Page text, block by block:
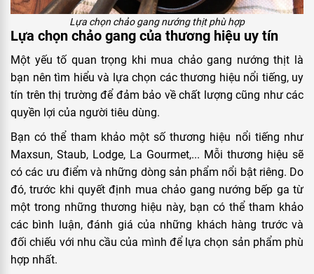
Lựa chọn chảo gang nướng thịt phù hợp
Lựa chọn chảo gang của thương hiệu uy tín
Một yếu tố quan trọng khi mua chảo gang nướng thịt là
bạn nên tìm hiểu và lựa chọn các thương hiệu nổi tiếng, uy
tín trên thị trường để đảm bảo về chất lượng cũng như các
quyền lợi của người tiêu dùng.
Bạn có thể tham khảo một số thương hiệu nổi tiếng như
Maxsun, Staub, Lodge, La Gourmet,... Mỗi thương hiệu sẽ
có các ưu điểm và những dòng sản phẩm nổi bật riêng. Do
đó, trước khi quyết định mua chảo gang nướng bếp ga từ
một trong những thương hiệu này, bạn có thể tham khảo
các bình luận, đánh giá của những khách hàng trước và
đối chiếu với nhu cầu của mình để lựa chọn sản phẩm phù
hợp nhất.